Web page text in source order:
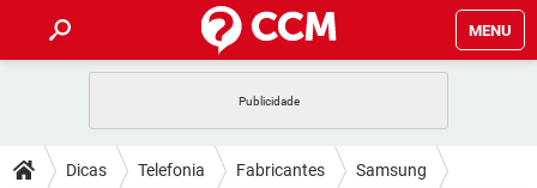
MENU
CELULAR FACEBOOK
DICAS
Dicas Telefonia Fabricantes Samsung